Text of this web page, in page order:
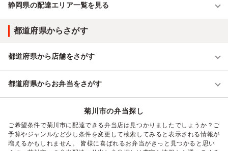
静岡県の配達エリア一覧を見る
都道府県からさがす
都道府県から店舗をさがす
都道府県からお弁当をさがす
菊川市の弁当探し
ご希望条件で菊川市に配達できる弁当店は見つかりましたでしょうか？ご
予算やジャンルなど少し条件を変更して検索してみると表示される情報が
増えるかもしれません。 皆様に喜ばれるお弁当がきっと見つかると思い